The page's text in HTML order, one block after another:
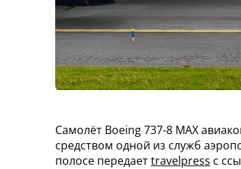
Самолёт Boeing 737-8 MAX
средством одной из служб
полосе передаетtravelpress с